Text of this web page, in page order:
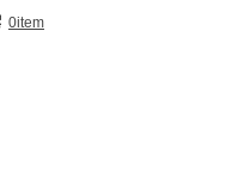
0item